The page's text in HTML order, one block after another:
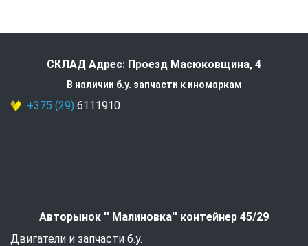
СКЛАД Адрес: Проезд Масюковщина, 4
В наличии б.у. запчасти к иномаркам
+375 (29) 6111910
Авторынок '' Малиновка'' контейнер 45/29
Двигатели и запчасти б.у.